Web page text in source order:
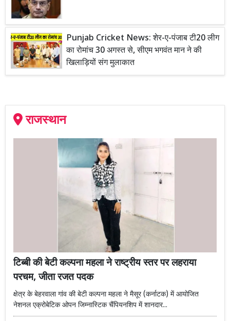
Punjab Cricket News: शेर-ए-पंजाब टी20 लीग
का रोमांच 30 अगस्त से, सीएम भगवंत मान ने की
खिलाड़ियों संग मुलाकात
राजस्थान
टिब्बी की बेटी कल्पना महला ने राष्ट्रीय स्तर पर लहराया
परचम, जीता रजत पदक
क्षेत्र के बेहरवाला गांव की बेटी कल्पना महला ने मैसूर (कर्नाटक) में आयोजित
नेशनल एक्रोबेटिक ओपन जिम्नास्टिक चैंपियनशिप में शानदार...